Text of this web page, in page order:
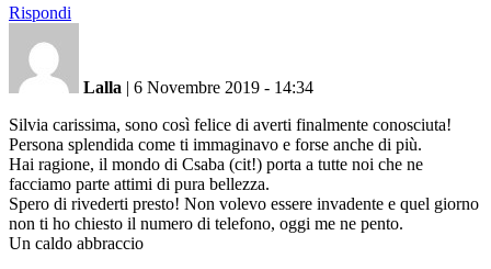
Rispondi
Lalla | 6 Novembre 2019 - 14:34
Silvia carissima, sono così felice di averti finalmente conosciuta!
Persona splendida come ti immaginavo e forse anche di più.
Hai ragione, il mondo di Csaba (cit!) porta a tutte noi che ne
facciamo parte attimi di pura bellezza.
Spero di rivederti presto! Non volevo essere invadente e quel giorno
non ti ho chiesto il numero di telefono, oggi me ne pento.
Un caldo abbraccio